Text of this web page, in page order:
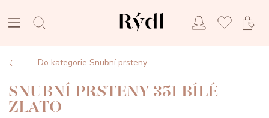
Do kategorie Snubní prsteny
SNUBNÍ PRSTENY 351 BÍLÉ
ZLATO